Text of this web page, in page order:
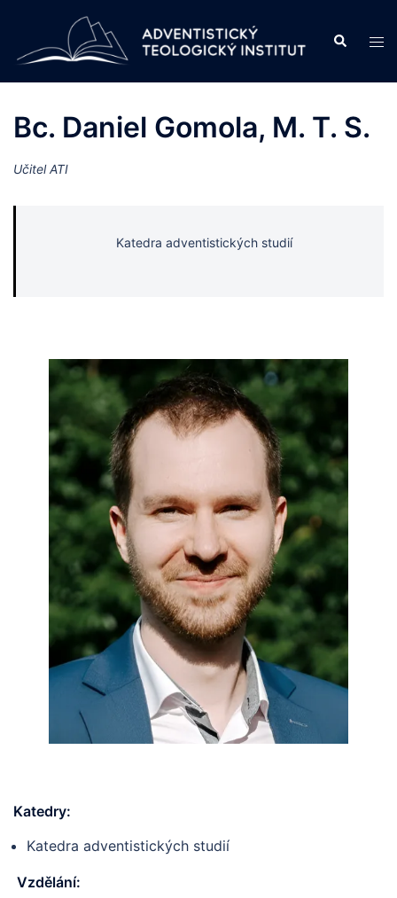
content
Search
Bc. Daniel Gomola, M. T. S.
Učitel ATI
Katedra adventistických studií
Katedry:
Katedra adventistických studií
Vzdělání: